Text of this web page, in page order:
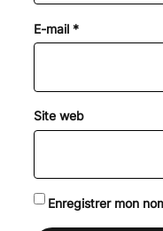
E-mail *
Site web
Enregistrer mon